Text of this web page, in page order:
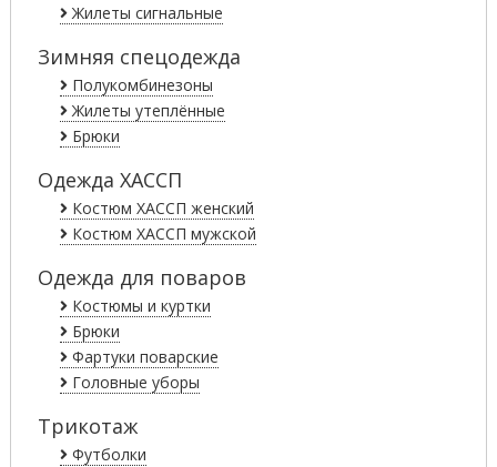
Жилеты сигнальные
Зимняя спецодежда
Полукомбинезоны
Жилеты утеплённые
Брюки
Одежда ХАССП
Костюм ХАССП женский
Костюм ХАССП мужской
Одежда для поваров
Костюмы и куртки
Брюки
Фартуки поварские
Головные уборы
Трикотаж
Футболки